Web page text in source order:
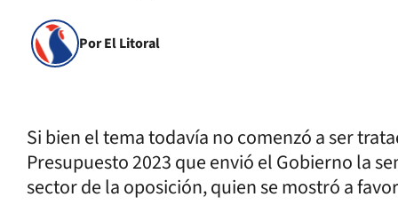
Por El Litoral
Si bien el tema todavía no comenzó a ser
Presupuesto 2023 que envió el Gobierno la
sector de la oposición, quien se mostró a